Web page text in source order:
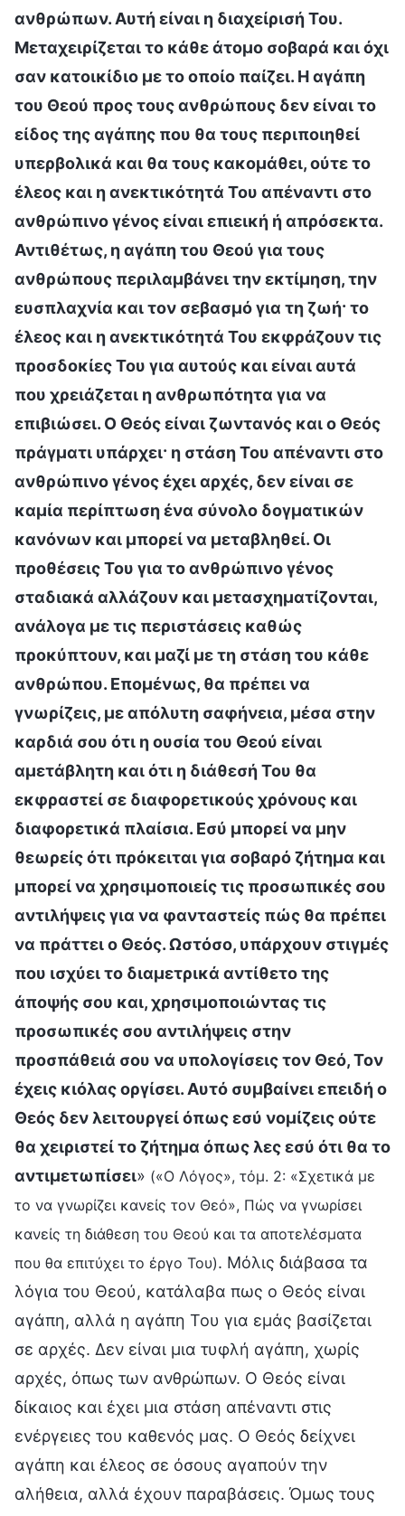
ανθρώπων. Αυτή είναι η διαχείρισή Του.
Μεταχειρίζεται το κάθε άτομο σοβαρά και όχι
σαν κατοικίδιο με το οποίο παίζει. Η αγάπη
του Θεού προς τους ανθρώπους δεν είναι το
είδος της αγάπης που θα τους περιποιηθεί
υπερβολικά και θα τους κακομάθει, ούτε το
έλεος και η ανεκτικότητά Του απέναντι στο
ανθρώπινο γένος είναι επιεική ή απρόσεκτα.
Αντιθέτως, η αγάπη του Θεού για τους
ανθρώπους περιλαμβάνει την εκτίμηση, την
ευσπλαχνία και τον σεβασμό για τη ζωή· το
έλεος και η ανεκτικότητά Του εκφράζουν τις
προσδοκίες Του για αυτούς και είναι αυτά
που χρειάζεται η ανθρωπότητα για να
επιβιώσει. Ο Θεός είναι ζωντανός και ο Θεός
πράγματι υπάρχει· η στάση Του απέναντι στο
ανθρώπινο γένος έχει αρχές, δεν είναι σε
καμία περίπτωση ένα σύνολο δογματικών
κανόνων και μπορεί να μεταβληθεί. Οι
προθέσεις Του για το ανθρώπινο γένος
σταδιακά αλλάζουν και μετασχηματίζονται,
ανάλογα με τις περιστάσεις καθώς
προκύπτουν, και μαζί με τη στάση του κάθε
ανθρώπου. Επομένως, θα πρέπει να
γνωρίζεις, με απόλυτη σαφήνεια, μέσα στην
καρδιά σου ότι η ουσία του Θεού είναι
αμετάβλητη και ότι η διάθεσή Του θα
εκφραστεί σε διαφορετικούς χρόνους και
διαφορετικά πλαίσια. Εσύ μπορεί να μην
θεωρείς ότι πρόκειται για σοβαρό ζήτημα και
μπορεί να χρησιμοποιείς τις προσωπικές σου
αντιλήψεις για να φανταστείς πώς θα πρέπει
να πράττει ο Θεός. Ωστόσο, υπάρχουν στιγμές
που ισχύει το διαμετρικά αντίθετο της
άποψής σου και, χρησιμοποιώντας τις
προσωπικές σου αντιλήψεις στην
προσπάθειά σου να υπολογίσεις τον Θεό, Τον
έχεις κιόλας οργίσει. Αυτό συμβαίνει επειδή ο
Θεός δεν λειτουργεί όπως εσύ νομίζεις ούτε
θα χειριστεί το ζήτημα όπως λες εσύ ότι θα το
αντιμετωπίσει» («Ο Λόγος», τόμ. 2: «Σχετικά με
το να γνωρίζει κανείς τον Θεό», Πώς να γνωρίσει
κανείς τη διάθεση του Θεού και τα αποτελέσματα
που θα επιτύχει το έργο Του). Μόλις διάβασα τα
λόγια του Θεού, κατάλαβα πως ο Θεός είναι
αγάπη, αλλά η αγάπη Του για εμάς βασίζεται
σε αρχές. Δεν είναι μια τυφλή αγάπη, χωρίς
αρχές, όπως των ανθρώπων. Ο Θεός είναι
δίκαιος και έχει μια στάση απέναντι στις
ενέργειες του καθενός μας. Ο Θεός δείχνει
αγάπη και έλεος σε όσους αγαπούν την
αλήθεια, αλλά έχουν παραβάσεις. Όμως τους